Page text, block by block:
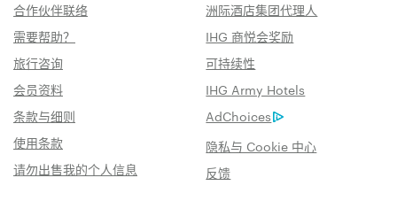
合作伙伴联络
洲际酒店集团代理人
需要帮助？
IHG 商悦会奖励
旅行咨询
可持续性
会员资料
IHG Army Hotels
条款与细则
AdChoices
使用条款
隐私与 Cookie 中心
请勿出售我的个人信息
反馈